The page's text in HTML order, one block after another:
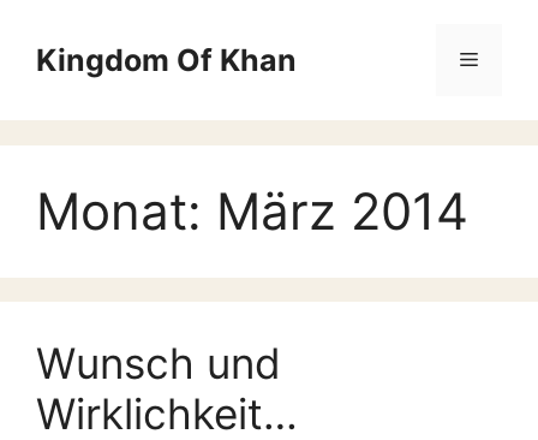
Inhalt
springen
Kingdom Of Khan Menü
Monat: März 2014
Wunsch und
Wirklichkeit…